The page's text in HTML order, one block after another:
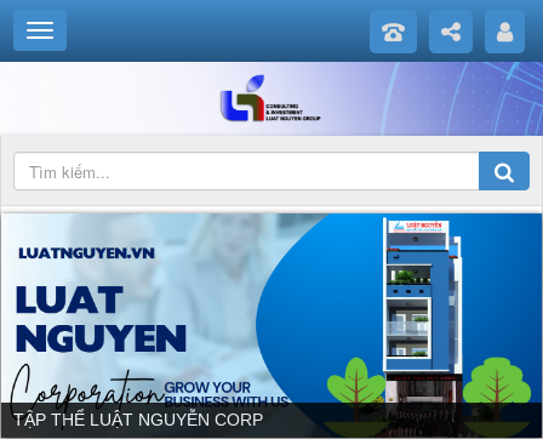
DỊCH VỤ CỦA LUẬT NGUYỄN CORP